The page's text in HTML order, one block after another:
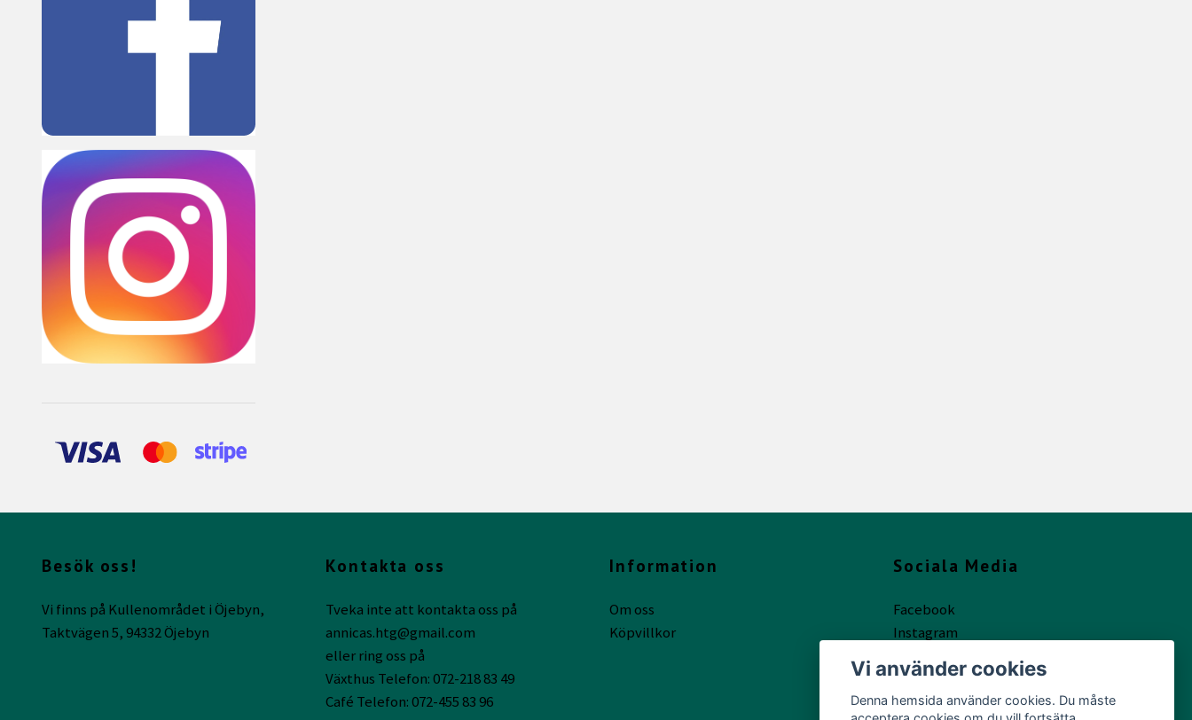
Besök oss!
Vi finns på Kullenområdet i Öjebyn,
Taktvägen 5, 94332 Öjebyn
Kontakta oss
Tveka inte att kontakta oss på
annicas.htg@gmail.com
eller ring oss på
Växthus Telefon: 072-218 83 49
Café Telefon: 072-455 83 96
Information
Om oss
Köpvillkor
Sociala Media
Facebook
Instagram
Vi använder cookies
Denna hemsida använder cookies. Du måste